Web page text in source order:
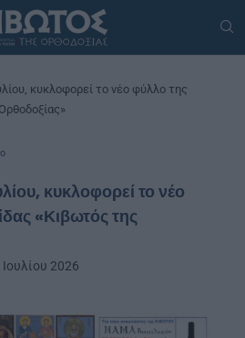
κυκλοφορεί το νέο φύλλο της
κυκλοφορεί το νέο
«Κιβωτός της
Ιουλίου 2026